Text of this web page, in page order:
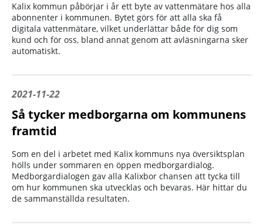
Kalix kommun påbörjar i år ett byte av vattenmätare hos alla
abonnenter i kommunen. Bytet görs för att alla ska få
digitala vattenmätare, vilket underlättar både för dig som
kund och för oss, bland annat genom att avläsningarna sker
automatiskt.
2021-11-22
Så tycker medborgarna om kommunens
framtid
Som en del i arbetet med Kalix kommuns nya översiktsplan
hölls under sommaren en öppen medborgardialog.
Medborgardialogen gav alla Kalixbor chansen att tycka till
om hur kommunen ska utvecklas och bevaras. Här hittar du
de sammanställda resultaten.